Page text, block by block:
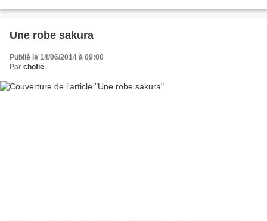
Une robe sakura
Publié le 14/06/2014 à 09:00
Par chofie